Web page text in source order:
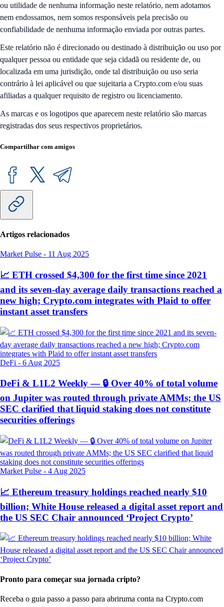
ou utilidade de nenhuma informação neste relatório, nem adotamos
nem endossamos, nem somos responsáveis ​​pela precisão ou
confiabilidade de nenhuma informação enviada por outras partes.
Este relatório não é direcionado ou destinado à distribuição ou uso por
qualquer pessoa ou entidade que seja cidadã ou residente de, ou
localizada em uma jurisdição, onde tal distribuição ou uso seria
contrário à lei aplicável ou que sujeitaria a Crypto.com e/ou suas
afiliadas a qualquer requisito de registro ou licenciamento.
As marcas e os logotipos que aparecem neste relatório são marcas
registradas dos seus respectivos proprietários.
Compartilhar com amigos
Artigos relacionados
Market Pulse - 11 Aug 2025
📈 ETH crossed $4,300 for the first time since 2021
and its seven-day average daily transactions reached a
new high; Crypto.com integrates with Plaid to offer
instant asset transfers
DeFi - 6 Aug 2025
DeFi & L1L2 Weekly — 🔒 Over 40% of total volume
on Jupiter was routed through private AMMs; the US
SEC clarified that liquid staking does not constitute
securities offerings
Market Pulse - 4 Aug 2025
📈 Ethereum treasury holdings reached nearly $10
billion; White House released a digital asset report and
the US SEC Chair announced ‘Project Crypto’
Pronto para começar sua jornada cripto?
Receba o guia passo a passo para abriruma conta na Crypto.com